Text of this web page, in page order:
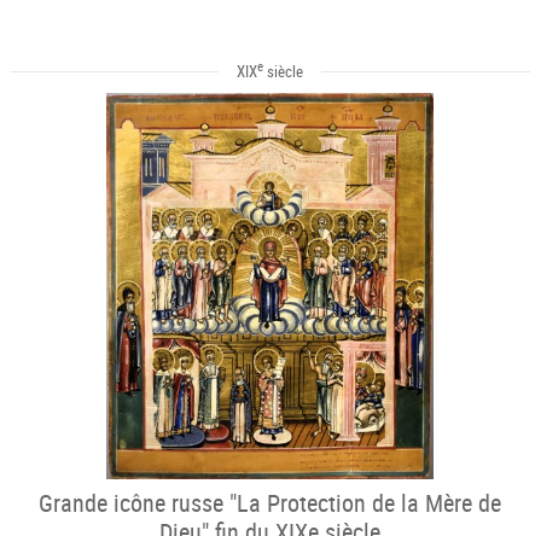
XIXe siècle
Grande icône russe "La Protection de la Mère de